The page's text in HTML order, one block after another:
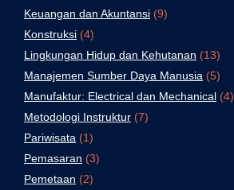
Keuangan dan Akuntansi (9)
Konstruksi (4)
Lingkungan Hidup dan Kehutanan (13)
Manajemen Sumber Daya Manusia (5)
Manufaktur: Electrical dan Mechanical (4)
Metodologi Instruktur (7)
Pariwisata (1)
Pemasaran (3)
Pemetaan (2)